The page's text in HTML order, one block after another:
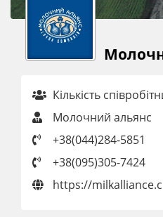
Кількість
Молочний альянс
+38(044)284-5851
+38(095)305-7424
https://